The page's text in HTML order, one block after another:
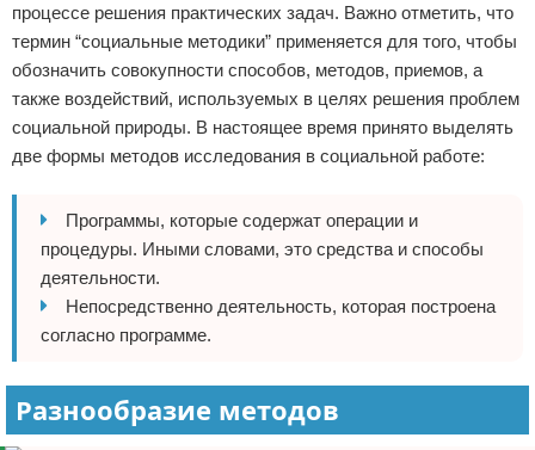
процессе решения практических задач. Важно отметить, что
термин “социальные методики” применяется для того, чтобы
обозначить совокупности способов, методов, приемов, а
также воздействий, используемых в целях решения проблем
социальной природы. В настоящее время принято выделять
две формы методов исследования в социальной работе:
Программы, которые содержат операции и
процедуры. Иными словами, это средства и способы
деятельности.
Непосредственно деятельность, которая построена
согласно программе.
Разнообразие методов